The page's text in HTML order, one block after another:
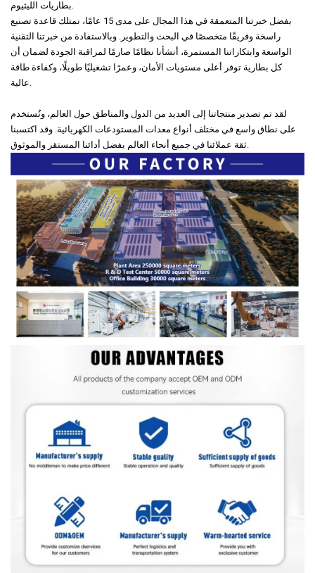
بفضل خبرتنا المتعمقة في هذا المجال على مدى 15 عامًا، نمتلك قاعدة تصنيع
راسخة وفريقًا متخصصًا في البحث والتطوير. وبالاستفادة من خبرتنا التقنية
الواسعة وابتكاراتنا المستمرة، أنشأنا نظامًا صارمًا لمراقبة الجودة لضمان أن
كل بطارية توفر أعلى مستويات الأمان، وعمرًا تشغيليًا طويلًا، وكفاءة طاقة
لقد تم تصدير منتجاتنا إلى العديد من الدول والمناطق حول العالم، وتُستخدم
على نطاق واسع في مختلف أنواع معدات المستودعات الكهربائية. وقد اكتسبنا